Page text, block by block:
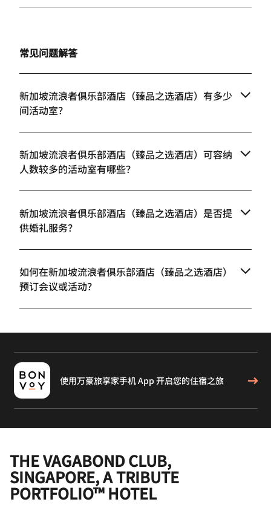
常见问题解答
新加坡流浪者俱乐部酒店（臻品之选酒店）有多少
间活动室？
新加坡流浪者俱乐部酒店（臻品之选酒店）可容纳
人数较多的活动室有哪些？
新加坡流浪者俱乐部酒店（臻品之选酒店）是否提
供婚礼服务？
如何在新加坡流浪者俱乐部酒店（臻品之选酒店）
预订会议或活动？
使用万豪旅享家手机 App 开启您的住宿之旅
THE VAGABOND CLUB,
SINGAPORE, A TRIBUTE
PORTFOLIO™ HOTEL